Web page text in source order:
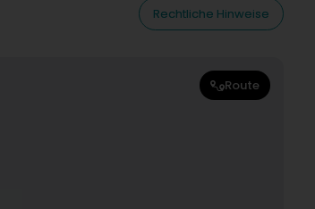
Rechtliche Hinweise
Route